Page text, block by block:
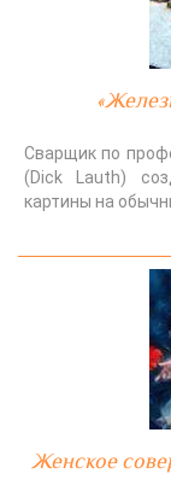
Сварщик по
(Dick Lauth)
картины на
Женское